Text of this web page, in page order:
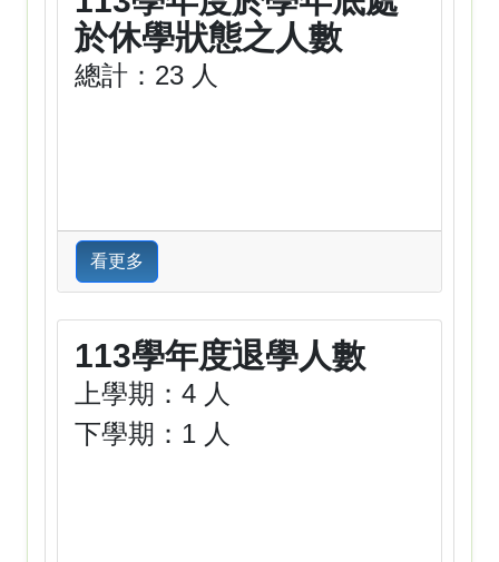
於休學狀態之人數
總計：23 人
看更多
113學年度退學人數
上學期：4 人
下學期：1 人